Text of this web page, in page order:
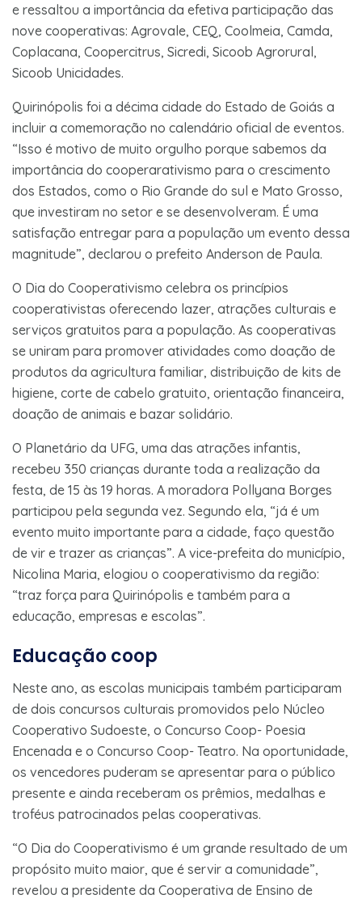
e ressaltou a importância da efetiva participação das
nove cooperativas: Agrovale, CEQ, Coolmeia, Camda,
Coplacana, Coopercitrus, Sicredi, Sicoob Agrorural,
Sicoob Unicidades.
Quirinópolis foi a décima cidade do Estado de Goiás a
incluir a comemoração no calendário oficial de eventos.
“Isso é motivo de muito orgulho porque sabemos da
importância do cooperarativismo para o crescimento
dos Estados, como o Rio Grande do sul e Mato Grosso,
que investiram no setor e se desenvolveram. É uma
satisfação entregar para a população um evento dessa
magnitude”, declarou o prefeito Anderson de Paula.
O Dia do Cooperativismo celebra os princípios
cooperativistas oferecendo lazer, atrações culturais e
serviços gratuitos para a população. As cooperativas
se uniram para promover atividades como doação de
produtos da agricultura familiar, distribuição de kits de
higiene, corte de cabelo gratuito, orientação financeira,
doação de animais e bazar solidário.
O Planetário da UFG, uma das atrações infantis,
recebeu 350 crianças durante toda a realização da
festa, de 15 às 19 horas. A moradora Pollyana Borges
participou pela segunda vez. Segundo ela, “já é um
evento muito importante para a cidade, faço questão
de vir e trazer as crianças”. A vice-prefeita do município,
Nicolina Maria, elogiou o cooperativismo da região:
“traz força para Quirinópolis e também para a
educação, empresas e escolas”.
Educação coop
Neste ano, as escolas municipais também participaram
de dois concursos culturais promovidos pelo Núcleo
Cooperativo Sudoeste, o Concurso Coop- Poesia
Encenada e o Concurso Coop- Teatro. Na oportunidade,
os vencedores puderam se apresentar para o público
presente e ainda receberam os prêmios, medalhas e
troféus patrocinados pelas cooperativas.
“O Dia do Cooperativismo é um grande resultado de um
propósito muito maior, que é servir a comunidade”,
revelou a presidente da Cooperativa de Ensino de